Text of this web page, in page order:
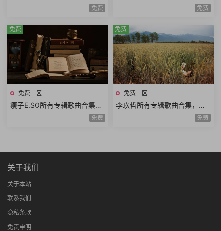
集，红色 (Red)与天鹅绒 (Velv
免费 免费
免费二区
瘦子E.SO所有专辑歌曲合集，
免费
免费
免费二区
李玖哲所有专辑歌曲合集，喜
免费
免费
关于我们
关于本站
联系我们
隐私条款
免责申明